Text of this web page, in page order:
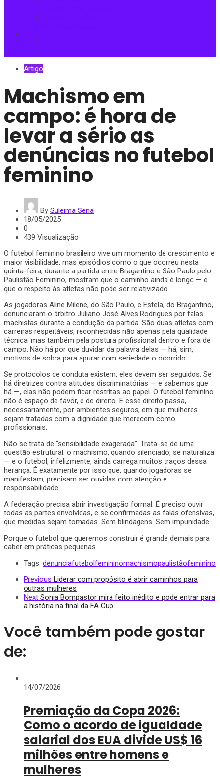
Artigo
Machismo em
campo: é hora de
levar a sério as
denúncias no futebol
feminino
By Suleima Sena
18/05/2025
0
439 Visualização
O futebol feminino brasileiro vive um momento de crescimento e
maior visibilidade, mas episódios como o que ocorreu nesta
quinta-feira, durante a partida entre Bragantino e São Paulo pelo
Paulistão Feminino, mostram que o caminho ainda é longo — e
que o respeito às atletas não pode ser relativizado.
As jogadoras Aline Milene, do São Paulo, e Estela, do Bragantino,
denunciaram o árbitro Juliano José Alves Rodrigues por falas
machistas durante a condução da partida. São duas atletas com
carreiras respeitáveis, reconhecidas não apenas pela qualidade
técnica, mas também pela postura profissional dentro e fora de
campo. Não há por que duvidar da palavra delas — há, sim,
motivos de sobra para apurar com seriedade o ocorrido.
Se protocolos de conduta existem, eles devem ser seguidos. Se
há diretrizes contra atitudes discriminatórias — e sabemos que
há —, elas não podem ficar restritas ao papel. O futebol feminino
não é espaço de favor, é de direito. E esse direito passa,
necessariamente, por ambientes seguros, em que mulheres
sejam tratadas com a dignidade que merecem como
profissionais.
Não se trata de “sensibilidade exagerada”. Trata-se de uma
questão estrutural: o machismo, quando silenciado, se naturaliza
— e o futebol, infelizmente, ainda carrega muitos traços dessa
herança. É exatamente por isso que, quando jogadoras se
manifestam, precisam ser ouvidas com atenção e
responsabilidade.
A federação precisa abrir investigação formal. É preciso ouvir
todas as partes envolvidas, e se confirmadas as falas ofensivas,
que medidas sejam tomadas. Sem blindagens. Sem impunidade.
Porque o futebol que queremos construir é grande demais para
caber em práticas pequenas.
Tags: denunciafutebolfemininomachismopaulistãofeminino
Previous Liderar com propósito é abrir caminhos para
outras mulheres
Next Sonia Bompastor mira feito inédito e pode entrar para
a história na final da FA Cup
Você também pode gostar
de:
14/07/2026
Premiação da Copa 2026:
Como o acordo de igualdade
salarial dos EUA divide US$ 16
milhões entre homens e
mulheres